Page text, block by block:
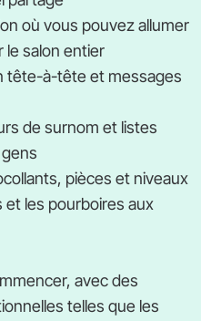
où vous pouvez allumer
le salon entier
tête-à-tête et messages
de surnom et listes
pièces et niveaux
et les pourboires aux
avec des
telles que les